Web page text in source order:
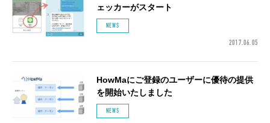
ェッカーがスタート
NEWS
2017.06.05
HowMaにご登録のユーザーに優待の提供
を開始いたしました
NEWS